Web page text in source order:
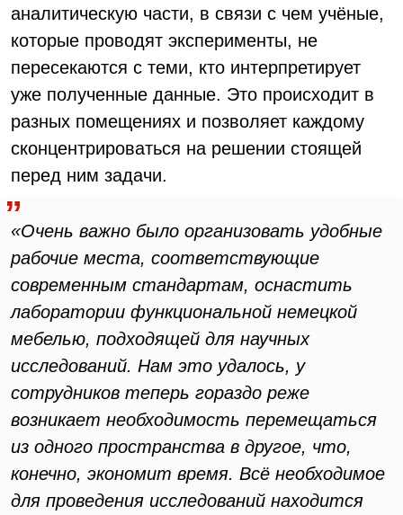
аналитическую части, в связи с чем учёные,
которые проводят эксперименты, не
пересекаются с теми, кто интерпретирует
уже полученные данные. Это происходит в
разных помещениях и позволяет каждому
сконцентрироваться на решении стоящей
перед ним задачи.
«Очень важно было организовать удобные
рабочие места, соответствующие
современным стандартам, оснастить
лаборатории функциональной немецкой
мебелью, подходящей для научных
исследований. Нам это удалось, у
сотрудников теперь гораздо реже
возникает необходимость перемещаться
из одного пространства в другое, что,
конечно, экономит время. Всё необходимое
для проведения исследований находится